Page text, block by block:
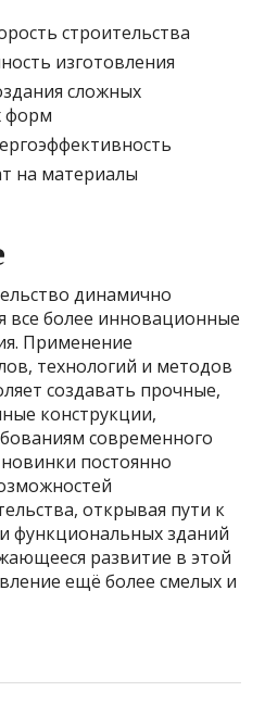
строительства
изготовления
сложных
форм
на материалы
динамично
все более инновационные
Применение
технологий и методов
создавать прочные,
конструкции,
современного
постоянно
открывая пути к
функциональных зданий
развитие в этой
ещё более смелых и